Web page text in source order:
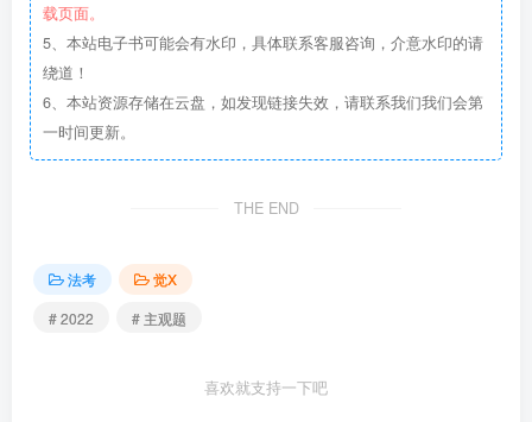
载页面。
5、本站电子书可能会有水印，具体联系客服咨询，介意水印的请
绕道！
6、本站资源存储在云盘，如发现链接失效，请联系我们我们会第
一时间更新。
THE END
法考
觉X
# 2022
# 主观题
喜欢就支持一下吧